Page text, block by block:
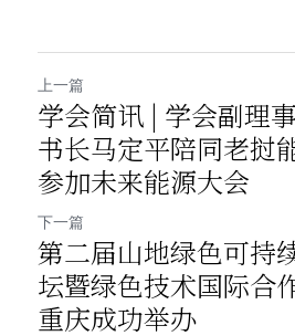
上一篇
学会简讯 | 学会副理
书长马定平陪同老挝
参加未来能源大会
下一篇
第二届山地绿色可持
坛暨绿色技术国际合
重庆成功举办